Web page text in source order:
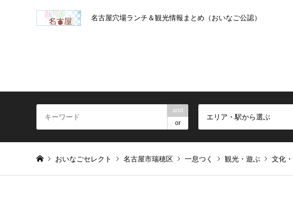
名古屋穴場ランチ＆観光情報まとめ（おいなご公認）
and
or
エリア・駅から選ぶ
おいなごセレクト 名古屋市瑞穂区 一息つく 観光・遊ぶ 文化